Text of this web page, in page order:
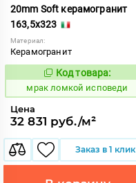
20mm Soft керамогранит
163,5x323
Материал:
Керамогранит
1052910
Код товара:
мрак ломкой исповеди
Цена
32 831 руб./м²
Заказ в 1 клик